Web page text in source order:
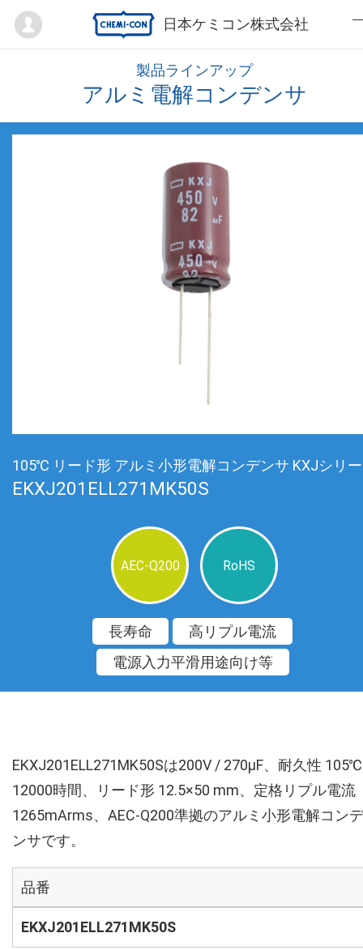
日本ケミコン株式会社
Mypage
製品ラインアップ
アルミ電解コンデンサ
105℃ リード形 アルミ小形電解コンデンサ KXJシリ
EKXJ201ELL271MK50S
AEC-Q200 RoHS
長寿命
高リプル電流
電源入力平滑用途向け等
EKXJ201ELL271MK50Sは200V / 270µF、耐久性 105℃
12000時間、リード形 12.5×50 mm、定格リプル電流
1265mArms、AEC-Q200準拠のアルミ小形電解コンデ
ンサです。
品番
EKXJ201ELL271MK50S